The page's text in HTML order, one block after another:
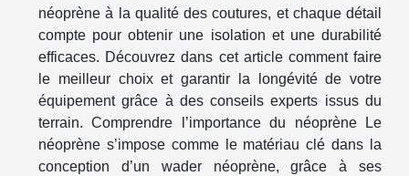
néoprène à la qualité des coutures, et chaque détail
compte pour obtenir une isolation et une durabilité
efficaces. Découvrez dans cet article comment faire
le meilleur choix et garantir la longévité de votre
équipement grâce à des conseils experts issus du
terrain. Comprendre l’importance du néoprène Le
néoprène s’impose comme le matériau clé dans la
conception d’un wader néoprène, grâce à ses